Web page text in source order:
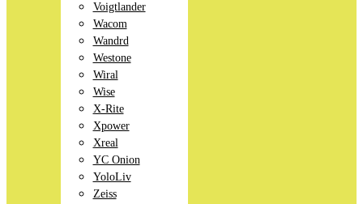
Voigtlander
Wacom
Wandrd
Westone
Wiral
Wise
X-Rite
Xpower
Xreal
YC Onion
YoloLiv
Zeiss